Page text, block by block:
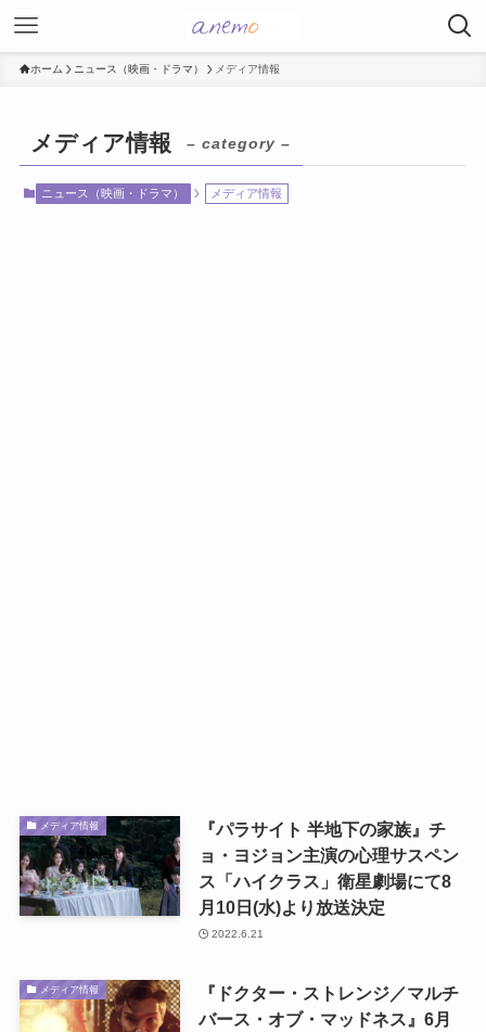
ホーム ニュース（映画・ドラマ） メディア情報
メディア情報 – category –
ニュース（映画・ドラマ） メディア情報
メディア情報
『パラサイト 半地下の家族』チ
ョ・ヨジョン主演の心理サスペン
ス「ハイクラス」衛星劇場にて8
月10日(水)より放送決定
2022.6.21
メディア情報
『ドクター・ストレンジ／マルチ
バース・オブ・マッドネス』6月